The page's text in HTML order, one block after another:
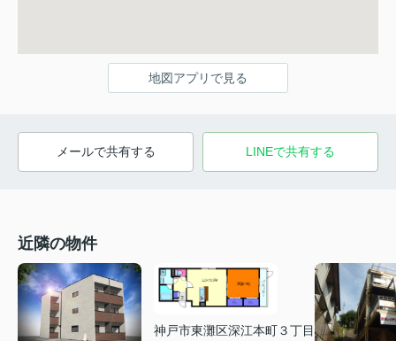
地図アプリで見る
メールで共有する LINEで共有する
近隣の物件
神戸市東灘区深江本町３丁目